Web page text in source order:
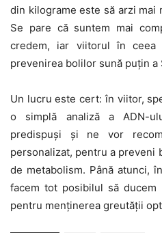
din kilograme este să arzi mai
Se pare că suntem mai
credem, iar viitorul în ceea
prevenirea bolilor sună puțin a
Un lucru este cert: în viitor,
o simplă analiză a ADN-
predispuși și ne vor
personalizat, pentru a preveni
de metabolism. Până atunci,
facem tot posibilul să
pentru menținerea greutății